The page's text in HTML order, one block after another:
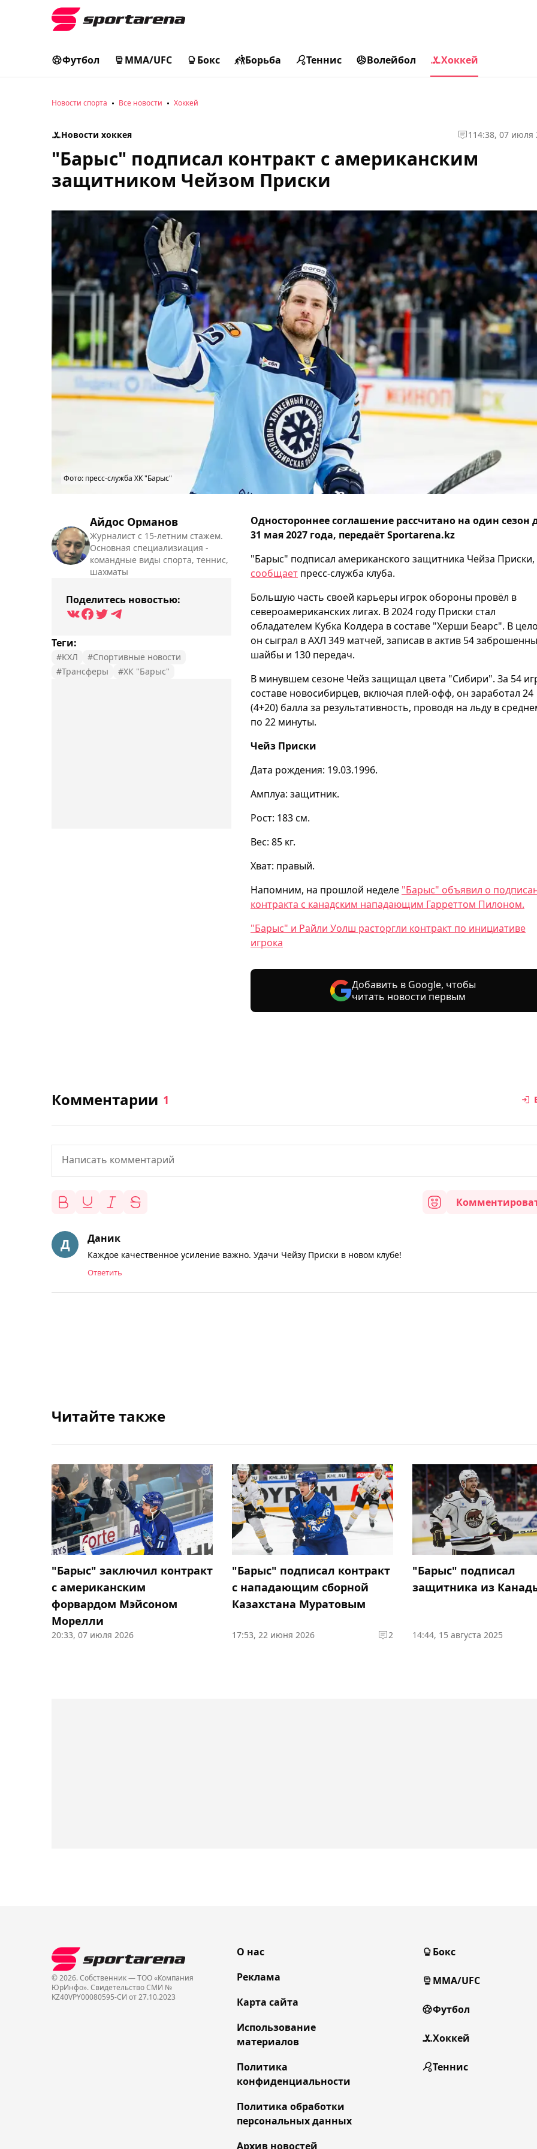
Футбол MMA/UFC Бокс Борьба Теннис Волейбол Хоккей
Новости спорта Все новости Хоккей
Новости хоккея 1 14:38, 07 июля
"Барыс" подписал контракт с американским
защитником Чейзом Приски
Фото: пресс-служба ХК "Барыс"
Айдос Орманов
Журналист с 15-летним стажем.
Основная специализиация -
командные виды спорта, теннис,
шахматы
Поделитесь новостью:
Теги:
#КХЛ
#Спортивные новости
#Трансферы
#ХК "Барыс"
Одностороннее соглашение рассчитано на один сезон
31 мая 2027 года, передаёт Sportarena.kz
"Барыс" подписал американского защитника Чейза Приски,
сообщает пресс-служба клуба.
Большую часть своей карьеры игрок обороны провёл в
североамериканских лигах. В 2024 году Приски стал
обладателем Кубка Колдера в составе "Херши Беарс". В
он сыграл в АХЛ 349 матчей, записав в актив 54
шайбы и 130 передач.
В минувшем сезоне Чейз защищал цвета "Сибири". За 54
составе новосибирцев, включая плей-офф, он заработал 24
(4+20) балла за результативность, проводя на льду в
по 22 минуты.
Чейз Приски
Дата рождения: 19.03.1996.
Амплуа: защитник.
Рост: 183 см.
Вес: 85 кг.
Хват: правый.
Напомним, на прошлой неделе "Барыс" объявил о
контракта с канадским нападающим Гарреттом Пилоном.
"Барыс" и Райли Уолш расторгли контракт по инициативе
игрока
Добавить в Google, чтобы
читать новости первым
Комментарии 1
Даник
Каждое качественное усиление важно. Удачи Чейзу Приски в новом клубе!
Ответить
Читайте также
"Барыс" заключил контракт
с американским
форвардом Мэйсоном
Морелли
20:33, 07 июля 2026
"Барыс" подписал контракт
с нападающим сборной
Казахстана Муратовым
17:53, 22 июня 2026 2
"Барыс" подписал
защитника из
14:44, 15 августа 2025
© 2026. Собственник — ТОО «Компания
ЮрИнфо». Cвидетельство СМИ №
KZ40VPY00080595-СИ от 27.10.2023
О нас
Реклама
Карта сайта
Использование
материалов
Политика
конфиденциальности
Политика обработки
персональных данных
Архив новостей
Бокс
MMA/UFC
Футбол
Хоккей
Теннис